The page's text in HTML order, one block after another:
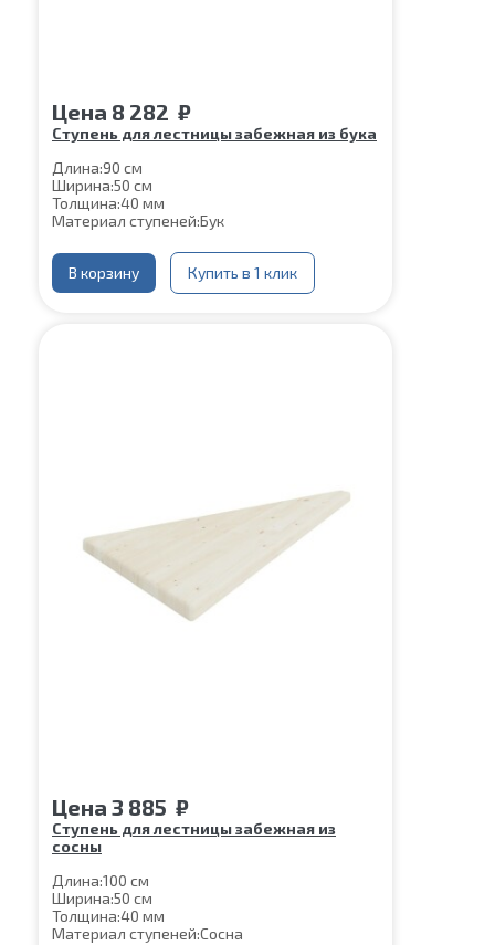
Цена 8 282 ₽
Ступень для лестницы забежная из бука
Длина:90 см
Ширина:50 см
Толщина:40 мм
Материал ступеней:Бук
В корзину Купить в 1 клик
Цена 3 885 ₽
Ступень для лестницы забежная из
сосны
Длина:100 см
Ширина:50 см
Толщина:40 мм
Материал ступеней:Сосна